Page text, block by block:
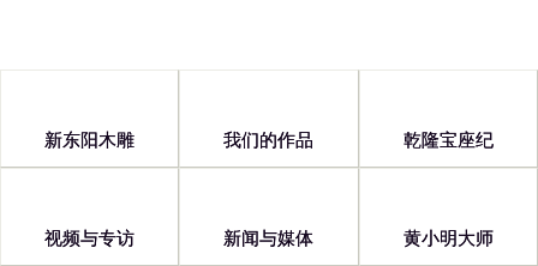
新东阳木雕 我们的作品 乾隆宝座纪
视频与专访 新闻与媒体 黄小明大师